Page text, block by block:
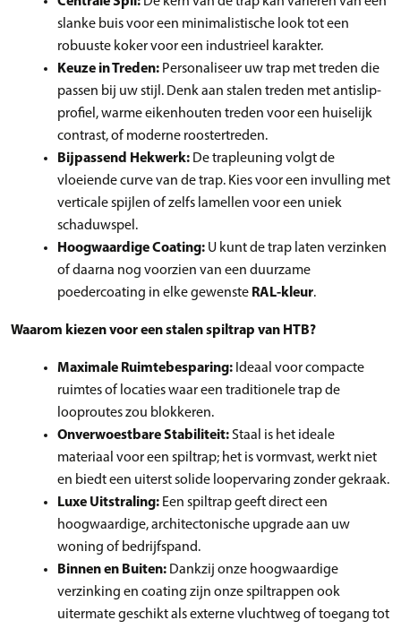
slanke buis voor een minimalistische look tot een
robuuste koker voor een industrieel karakter.
Keuze in Treden: Personaliseer uw trap met treden die
passen bij uw stijl. Denk aan stalen treden met antislip-
profiel, warme eikenhouten treden voor een huiselijk
contrast, of moderne roostertreden.
Bijpassend Hekwerk: De trapleuning volgt de
vloeiende curve van de trap. Kies voor een invulling met
verticale spijlen of zelfs lamellen voor een uniek
schaduwspel.
Hoogwaardige Coating: U kunt de trap laten verzinken
of daarna nog voorzien van een duurzame
poedercoating in elke gewenste RAL-kleur.
Waarom kiezen voor een stalen spiltrap van HTB?
Maximale Ruimtebesparing: Ideaal voor compacte
ruimtes of locaties waar een traditionele trap de
looproutes zou blokkeren.
Onverwoestbare Stabiliteit:Staal is het ideale
materiaal voor een spiltrap; het is vormvast, werkt niet
en biedt een uiterst solide loopervaring zonder gekraak.
Luxe Uitstraling: Een spiltrap geeft direct een
hoogwaardige, architectonische upgrade aan uw
woning of bedrijfspand.
Binnen en Buiten: Dankzij onze hoogwaardige
verzinking en coating zijn onze spiltrappen ook
uitermate geschikt als externe vluchtweg of toegang tot